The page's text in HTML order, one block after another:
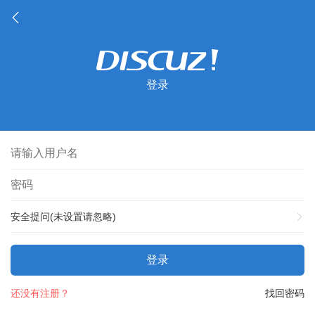
登录
安全提问(未设置请忽略)
登录
找回密码
还没有注册？